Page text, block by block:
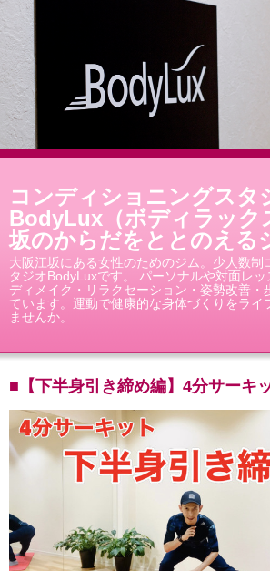
コンディショニングスタ
BodyLux（ボディラック
坂のからだをととのえる
大阪江坂にある女性のためのジム。少人数制
タジオBodyLuxです。 パーソナルや対面レ
ディメイク・リラクセーション・姿勢改善・
ています。運動で健康的な身体づくりをライ
ませんか。
■【下半身引き締め編】4分サーキ